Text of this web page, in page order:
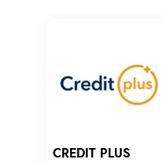
CREDIT PLUS